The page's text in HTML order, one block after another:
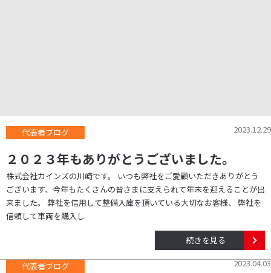
2023.12.29
代表者ブログ
２０２３年もありがとうございました。
株式会社カインズの川崎です。 いつも弊社をご愛顧いただきありがとう
ございます、今年もたくさんの皆さまに支えられて年末を迎えることが出
来ました。 弊社を信用して整備入庫を頂いている大切なお客様、 弊社を
信頼して車両を購入し
続きを見る
2023.04.03
代表者ブログ